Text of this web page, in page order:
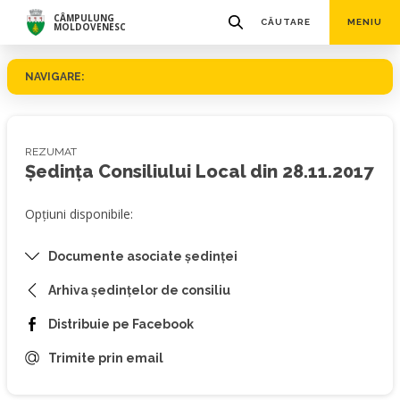
CÂMPULUNG
MOLDOVENESC CĂUTARE MENIU
NAVIGARE:
REZUMAT
Ședința Consiliului Local din 28.11.2017
Opțiuni disponibile:
Documente asociate ședinței
Arhiva ședințelor de consiliu
Distribuie pe Facebook
Trimite prin email